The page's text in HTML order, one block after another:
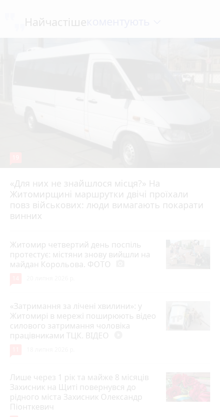
Найчастіше
«Для них не знайшлося місця?» На
Житомирщині маршрутки двічі проїхали
повз військових: люди вимагають покарати
винних
17 липня 2026 р.
Житомир четвертий день поспіль
протестує: містяни знову вийшли на
майдан Корольова. ФОТО
«Затримання за лічені хвилини»: у
Житомирі в мережі поширюють відео
силового затримання чоловіка
працівниками ТЦК. ВІДЕО
Лише через 1 рік та майже 8 місяців
Захисник на Щиті повернувся до
рідного міста Захисник Олександр
Піонткевич